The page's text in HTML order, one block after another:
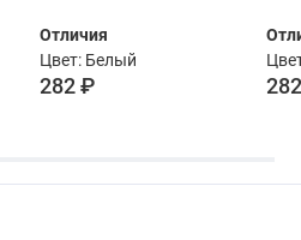
Отличия
Цвет: Белый
282 ₽